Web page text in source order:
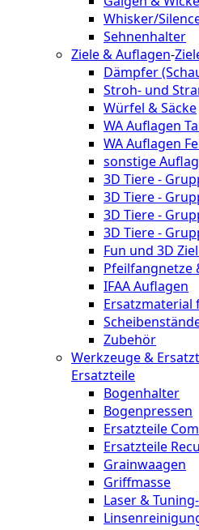
Whisker/
Sehnenhalter
Ziele & Auflagen-
Dämpfer
Stroh- und
Würfel & Säcke
WA Auflagen
WA Auflagen
sonstige
3D Tiere -
3D Tiere -
3D Tiere -
3D Tiere -
Fun und 3D
Pfeilfangnetze
IFAA Auflagen
Zubehör
Werkzeuge &
Ersatzteile
Bogenhalter
Bogenpressen
Ersatzteile
Ersatzteile
Grainwaagen
Griffmasse
Laser &